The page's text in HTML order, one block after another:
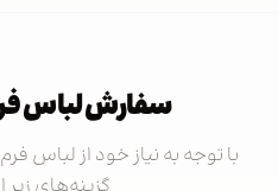
سفارش لباس
با توجه به نیاز خود از لباس